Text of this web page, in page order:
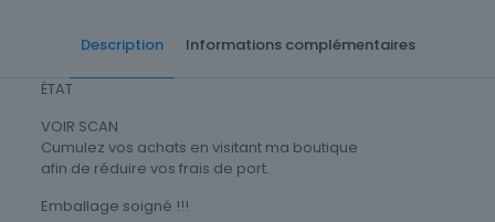
Description Informations complémentaires
ÉTAT
VOIR SCAN
Cumulez vos achats en visitant ma boutique
afin de réduire vos frais de port.
Emballage soigné !!!